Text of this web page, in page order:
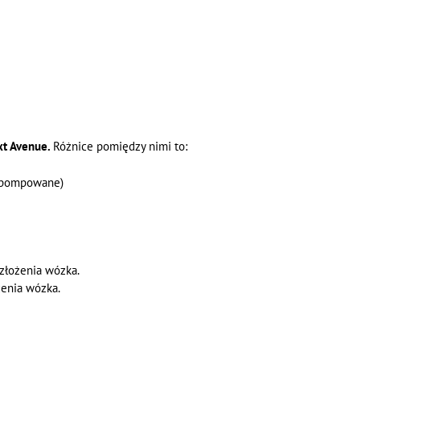
Avenue. Różnice pomiędzy nimi to:
wózka.
wózka.